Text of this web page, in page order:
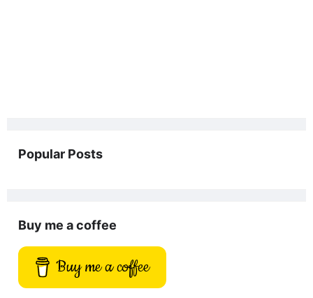
Popular Posts
Buy me a coffee
Buy me a coffee